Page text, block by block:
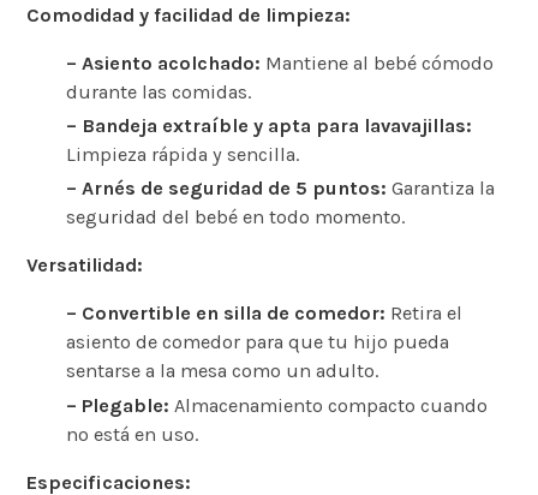
Comodidad y facilidad de limpieza:
– Asiento acolchado: Mantiene al bebé cómodo
durante las comidas.
– Bandeja extraíble y apta para lavavajillas:
Limpieza rápida y sencilla.
– Arnés de seguridad de 5 puntos: Garantiza la
seguridad del bebé en todo momento.
Versatilidad:
– Convertible en silla de comedor: Retira el
asiento de comedor para que tu hijo pueda
sentarse a la mesa como un adulto.
– Plegable: Almacenamiento compacto cuando
no está en uso.
Especificaciones: